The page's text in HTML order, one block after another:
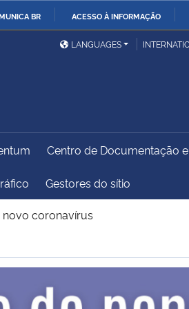
BR ACESSO À INFORMAÇÃO
Ministério das Relações
Exteriores
União
LANGUAGES
Centro de Documentação
Gestores do sítio
coronavírus